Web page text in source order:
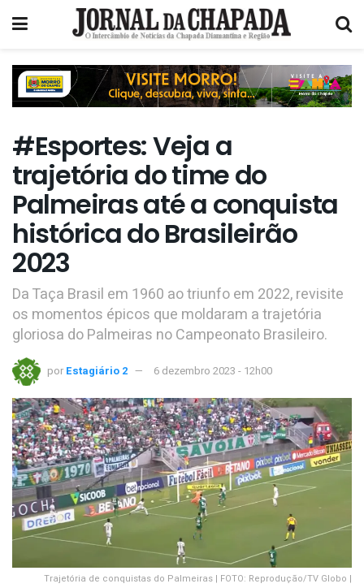
#Esportes: Veja a
trajetória do time do
Palmeiras até a conquista
histórica do Brasileirão
2023
Da Taça Brasil em 1960 ao triunfo em 2022, revisite
os momentos épicos que moldaram a trajetória
gloriosa do Palmeiras no Campeonato Brasileiro.
por Estagiário 2 6 dezembro 2023 - 12h00
Trajetória de conquistas do Palmeiras | FOTO: Reprodução/TV Globo |